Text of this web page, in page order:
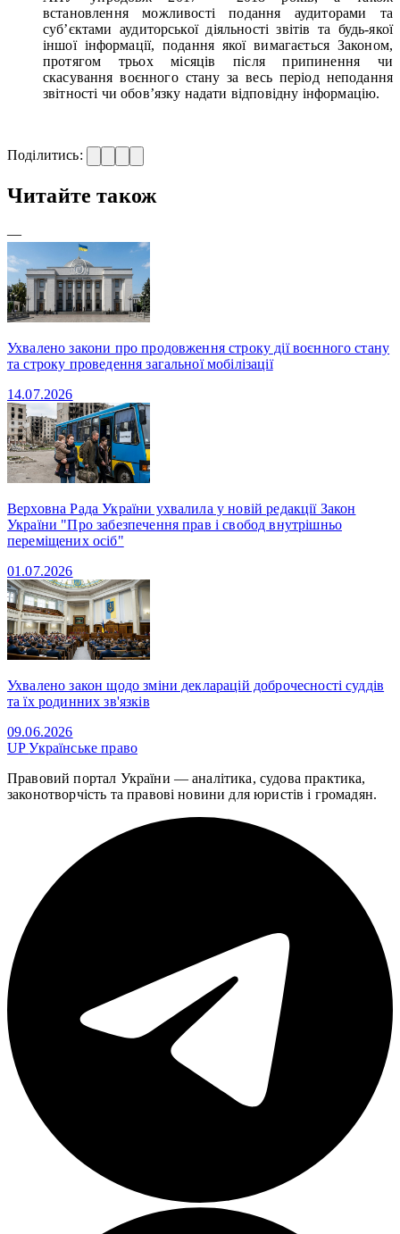
встановлення можливості подання аудиторами та
суб’єктами аудиторської діяльності звітів та будь-якої
іншої інформації, подання якої вимагається Законом,
протягом трьох місяців після припинення чи
скасування воєнного стану за весь період неподання
звітності чи обов’язку надати відповідну інформацію.
Поділитись:
Читайте також
—
Ухвалено закони про продовження строку дії воєнного стану
та строку проведення загальної мобілізації
14.07.2026
Верховна Рада України ухвалила у новій редакції Закон
України "Про забезпечення прав і свобод внутрішньо
переміщених осіб"
01.07.2026
Ухвалено закон щодо зміни декларацій доброчесності суддів
та їх родинних зв'язків
09.06.2026
UPУкраїнське право
Правовий портал України — аналітика, судова практика,
законотворчість та правові новини для юристів і громадян.